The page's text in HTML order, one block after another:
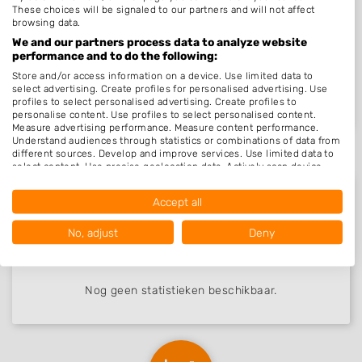
Nieuw in Emmen
Bakkes - herenkap..
Emmen, Drenthe 02-01-2015
Beoordelingen Emmen
Nog geen statistieken beschikbaar.
These choices will be signaled to our partners and will not affect
browsing data.
We and our partners process data to analyze website
performance and to do the following:
Store and/or access information on a device. Use limited data to
select advertising. Create profiles for personalised advertising. Use
profiles to select personalised advertising. Create profiles to
personalise content. Use profiles to select personalised content.
Measure advertising performance. Measure content performance.
Understand audiences through statistics or combinations of data from
different sources. Develop and improve services. Use limited data to
select content. Use precise geolocation data. Actively scan device
Data may be shared outside of the European Union and send to the
Your consent and the cookie policy applies solely to this website/app.
View Partner List (1016 IAB Vendors)
We use your data for the following purposes:
IAB processing purposes:
Use limited data to select advertising
Accept all
No, adjust Deny